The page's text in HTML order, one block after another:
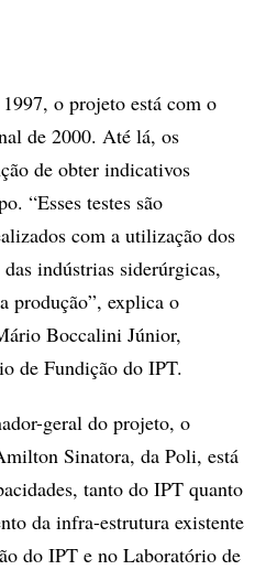
o projeto está com o
de 2000. Até lá, os
de obter indicativos
“Esses testes são
com a utilização dos
indústrias siderúrgicas,
produção”, explica o
Boccalini Júnior,
de Fundição do IPT.
geral do projeto, o
Sinatora, da Poli, está
tanto do IPT quanto
da infra-estrutura existente
do IPT e no Laboratório de